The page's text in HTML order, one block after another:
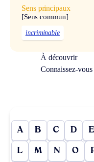
Sens principaux
[Sens commun]
incriminable
À découvrir
Connaissez-
A B C D E
L M N O